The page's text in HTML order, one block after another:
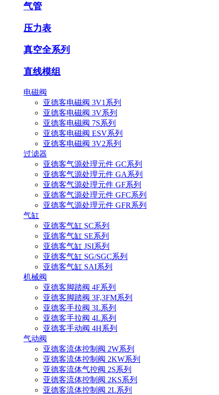
气管
压力表
真空全系列
直线模组
电磁阀
亚德客电磁阀 3V1系列
亚德客电磁阀 3V系列
亚德客电磁阀 7S系列
亚德客电磁阀 ESV系列
亚德客电磁阀 3V2系列
过滤器
亚德客气源处理元件 GC系列
亚德客气源处理元件 GA系列
亚德客气源处理元件 GF系列
亚德客气源处理元件 GFC系列
亚德客气源处理元件 GFR系列
气缸
亚德客气缸 SC系列
亚德客气缸 SE系列
亚德客气缸 JSI系列
亚德客气缸 SG/SGC系列
亚德客气缸 SAI系列
机械阀
亚德客脚踏阀 4F系列
亚德客脚踏阀 3F,3FM系列
亚德客手拉阀 3L系列
亚德客手拉阀 4L系列
亚德客手动阀 4H系列
气动阀
亚德客流体控制阀 2W系列
亚德客流体控制阀 2KW系列
亚德客流体气控阀 2S系列
亚德客流体控制阀 2KS系列
亚德客流体控制阀 2L系列